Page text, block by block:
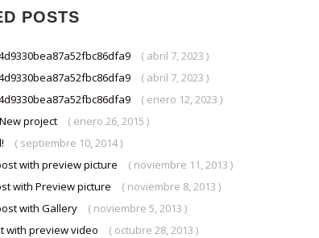
POSTS
( abril 7, 2023 )
( abril 7, 2023 )
( enero 12, 2023 )
project
( enero 26, 2015 )
( septiembre 10, 2014 )
with preview picture
( noviembre 11, 2013 )
with Preview picture
( noviembre 8, 2013 )
with Gallery
( noviembre 5, 2013 )
with preview video
( octubre 28, 2013 )